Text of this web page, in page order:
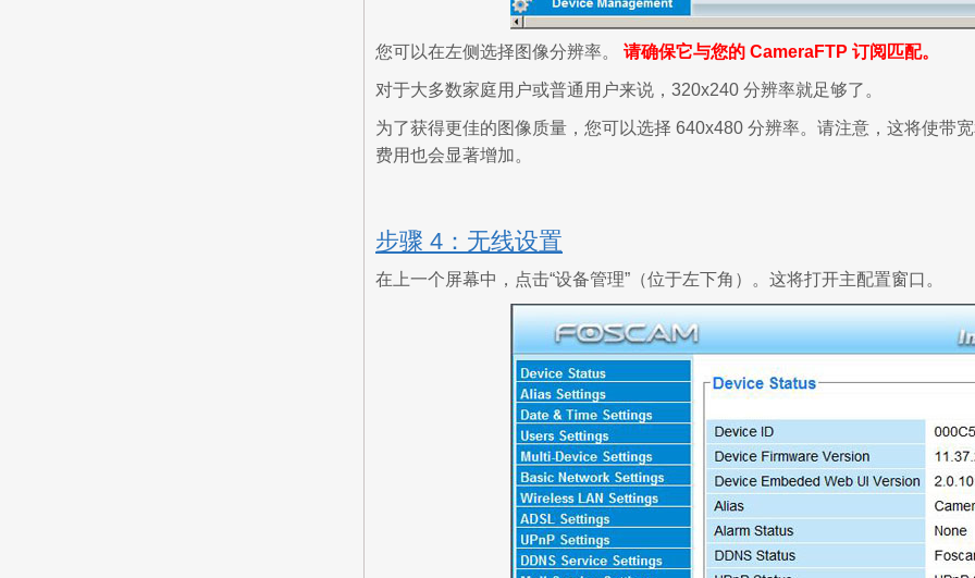
您可以在左侧选择图像分辨率。 请确保它与您的 CameraFTP 订阅匹配。
对于大多数家庭用户或普通用户来说，320x240 分辨率就足够了。
为了获得更佳的图像质量，您可以选择 640x480 分辨率。请注意，这将使带
费用也会显著增加。
步骤 4：无线设置
在上一个屏幕中，点击“设备管理”（位于左下角）。这将打开主配置窗口。